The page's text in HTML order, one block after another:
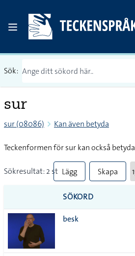
Sök:
sur
sur (08086) Kan även betyda
Teckenformen för sur kan också betyda
Sökresultat: 2 st Lägg
till
alla i
Skapa
SÖKORD
besk